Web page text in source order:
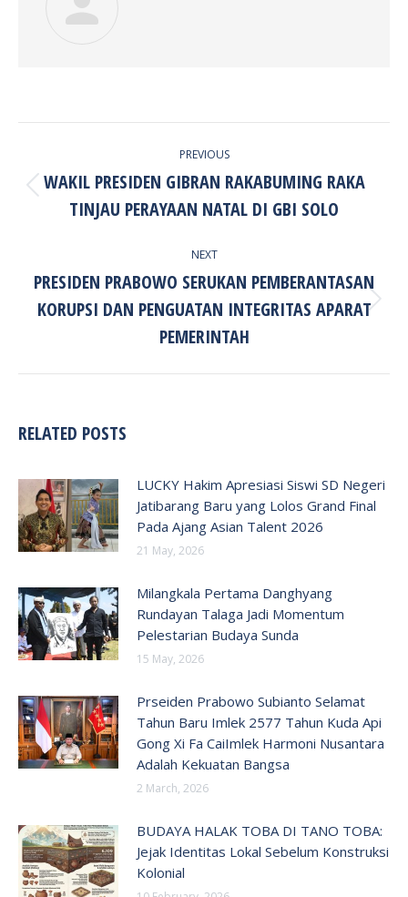
PREVIOUS
Previous
post:
WAKIL PRESIDEN GIBRAN RAKABUMING RAKA
TINJAU PERAYAAN NATAL DI GBI SOLO
NEXT
Next
post:
PRESIDEN PRABOWO SERUKAN PEMBERANTASAN
KORUPSI DAN PENGUATAN INTEGRITAS APARAT
PEMERINTAH
RELATED POSTS
LUCKY Hakim Apresiasi Siswi SD Negeri
Jatibarang Baru yang Lolos Grand Final
Pada Ajang Asian Talent 2026
21 May, 2026
Milangkala Pertama Danghyang
Rundayan Talaga Jadi Momentum
Pelestarian Budaya Sunda
15 May, 2026
Prseiden Prabowo Subianto Selamat
Tahun Baru Imlek 2577 Tahun Kuda Api
Gong Xi Fa CaiImlek Harmoni Nusantara
Adalah Kekuatan Bangsa
2 March, 2026
BUDAYA HALAK TOBA DI TANO TOBA:
Jejak Identitas Lokal Sebelum Konstruksi
Kolonial